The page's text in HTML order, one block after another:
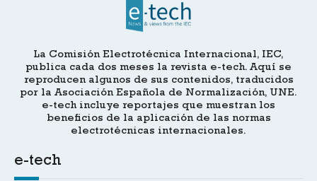
La Comisión Electrotécnica Internacional, IEC,
publica cada dos meses la revista e-tech. Aquí se
reproducen algunos de sus contenidos, traducidos
por la Asociación Española de Normalización, UNE.
e-tech incluye reportajes que muestran los
beneficios de la aplicación de las normas
electrotécnicas internacionales.
e-tech